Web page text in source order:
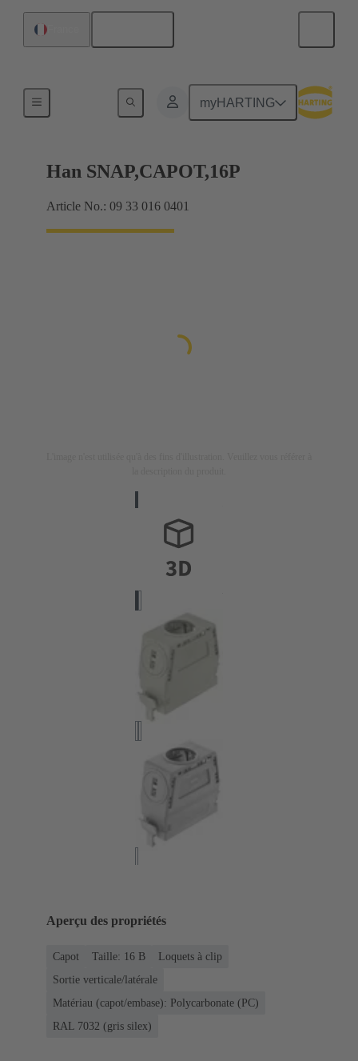
myHARTING
Han SNAP,CAPOT,16P
Article No.: 09 33 016 0401
Aperçu des propriétés
Capot Taille: 16 B
Loquets à clip
Sortie verticale/latérale
Matériau (capot/embase): Polycarbonate (PC)
RAL 7032 (gris silex)